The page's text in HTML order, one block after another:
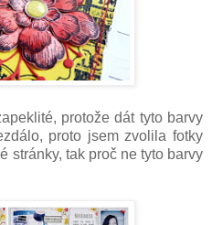
protože dát tyto barvy
proto jsem zvolila fotky
stránky, tak proč ne tyto barvy